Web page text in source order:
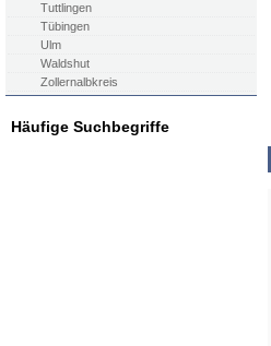
Tuttlingen
Tübingen
Ulm
Waldshut
Zollernalbkreis
Häufige Suchbegriffe